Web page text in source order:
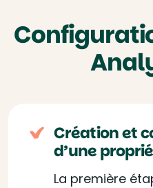
Création et
d’une
La première